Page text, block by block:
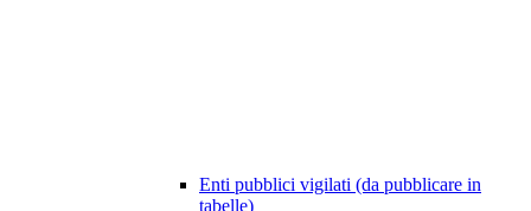
Enti pubblici vigilati (da pubblicare in
tabelle)